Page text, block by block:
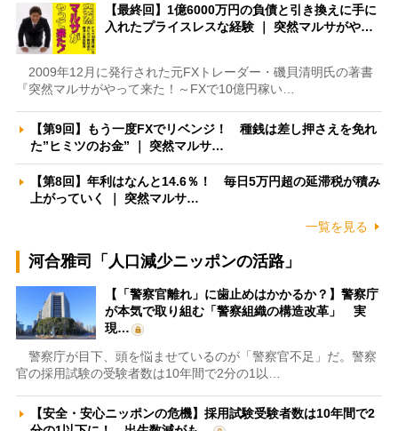
【最終回】1億6000万円の負債と引き換えに手に
入れたプライスレスな経験 ｜ 突然マルサがや…
2009年12月に発行された元FXトレーダー・磯貝清明氏の著書
『突然マルサがやって来た！～FXで10億円稼い…
【第9回】もう一度FXでリベンジ！ 種銭は差し押さえを免れ
た”ヒミツのお金” ｜ 突然マルサ…
【第8回】年利はなんと14.6％！ 毎日5万円超の延滞税が積み
上がっていく ｜ 突然マルサ…
一覧を見る
河合雅司「人口減少ニッポンの活路」
【「警察官離れ」に歯止めはかかるか？】警察庁
が本気で取り組む「警察組織の構造改革」 実
現…
警察庁が目下、頭を悩ませているのが「警察官不足」だ。警察
官の採用試験の受験者数は10年間で2分の1以…
【安全・安心ニッポンの危機】採用試験受験者数は10年間で2